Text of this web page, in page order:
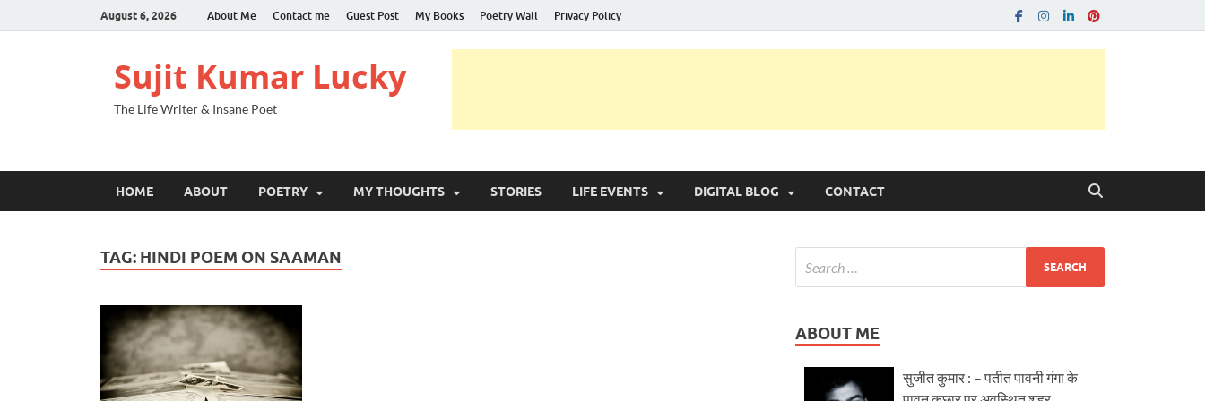
August 6, 2026 About Me Contact me Guest Post My Books Poetry Wall Privacy Policy
Sujit Kumar Lucky
The Life Writer & Insane Poet
HOME ABOUT POETRY MY THOUGHTS STORIES LIFE EVENTS DIGITAL BLOG CONTACT
TAG: HINDI POEM ON SAAMAN
ABOUT ME
सुजीत कुमार : – पतीत पावनी गंगा के